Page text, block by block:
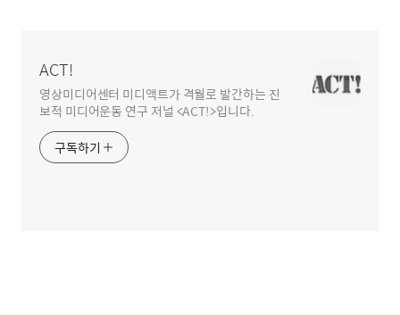
ACT!
영상미디어센터 미디액트가 격월로 발간하는 진
보적 미디어운동 연구 저널 <ACT!>입니다.
구독하기